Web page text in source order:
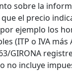
sobre la
el precio
ejemplo los
(ITP o IVA más
GIRONA
no incluye